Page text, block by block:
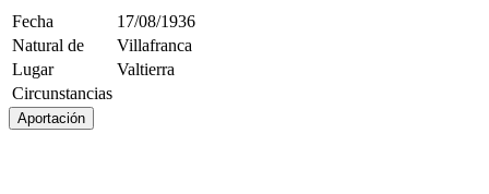
Fecha
17/08/1936
Natural de
Villafranca
Lugar
Valtierra
Circunstancias